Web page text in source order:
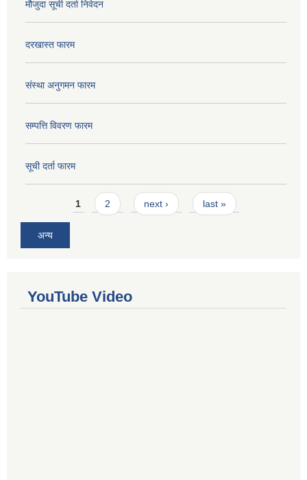
मौजुदा सूची दर्ता निवेदन
दरखास्त फारम
संस्था अनुगमन फारम
सम्पत्ति विवरण फारम
सूची दर्ता फारम
Pages1 2 next › last »
अन्य
YouTube Video